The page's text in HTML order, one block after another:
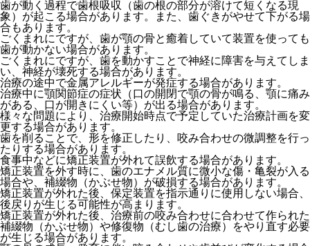
歯が動く過程で歯根吸収（歯の根の部分が溶けて短くなる現
象）が起こる場合があります。また、歯ぐきがやせて下がる場
合もあります。
ごくまれにですが、歯が顎の骨と癒着していて装置を使っても
歯が動かない場合があります。
ごくまれにですが、歯を動かすことで神経に障害を与えてしま
い、神経が壊死する場合があります。
治療の途中で金属アレルギーが発症する場合があります。
治療中に顎関節症の症状（口の開閉で顎の骨が鳴る、顎に痛み
がある、口が開きにくい等）が出る場合があります。
様々な問題により、治療開始時点で予定していた治療計画を変
更する場合があります。
歯を削ることで、形を修正したり、咬み合わせの微調整を行っ
たりする場合があります。
食事中などに矯正装置が外れて誤飲する場合があります。
矯正装置を外す時に、歯のエナメル質に微小な傷・亀裂が入る
場合や、補綴物（かぶせ物）が破損する場合があります。
矯正装置が外れた後、保定装置を指示通りに使用しない場合、
後戻りが生じる可能性が高まります。
矯正装置が外れた後、治療前の咬み合わせに合わせて作られた
補綴物（かぶせ物）や修復物（むし歯の治療）をやり直す必要
が生じる場合があります。